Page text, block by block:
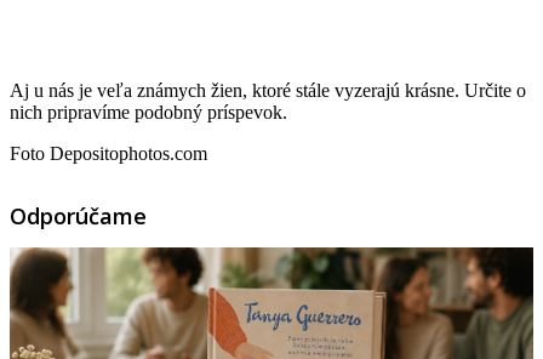
Aj u nás je veľa známych žien, ktoré stále vyzerajú krásne. Určite o
nich pripravíme podobný príspevok.
Foto Depositophotos.com
Odporúčame